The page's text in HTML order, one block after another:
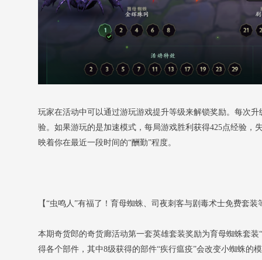
玩家在活动中可以通过游玩游戏提升等级来解锁奖励。每次
验。如果游玩的是加速模式，每局游戏胜利获得425点经验，
映着你在最近一段时间的“酬勤”程度。
【“虫鸣人”有福了！育母蜘蛛、司夜刺客与剧毒术士免费套装
本期奇货郎的奇货廊活动第一套英雄套装奖励为育母蜘蛛套
得各个部件，其中8级获得的部件“疾行瘟疫”会改变小蜘蛛的